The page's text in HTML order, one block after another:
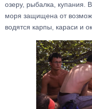
озеру, рыбалка, купания.
моря защищена от
водятся карпы, караси и